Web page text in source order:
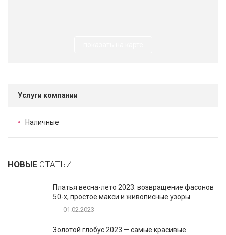
Услуги компании
Наличные
НОВЫЕ СТАТЬИ
Платья весна-лето 2023: возвращение фасонов
50-х, простое макси и живописные узоры
01.02.2023
Золотой глобус 2023 — самые красивые